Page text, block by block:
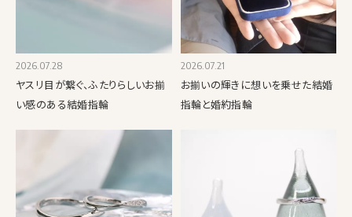
2026.07.28
ヤスリ目が繋ぐ、ふたりらしいお揃
い感のある結婚指輪
2026.07.21
お揃いの輝きに想いを乗せた結婚
指輪と婚約指輪